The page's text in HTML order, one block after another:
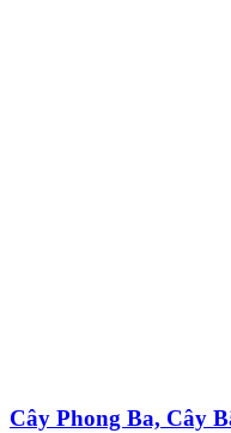
Cây Phong Ba, Cây